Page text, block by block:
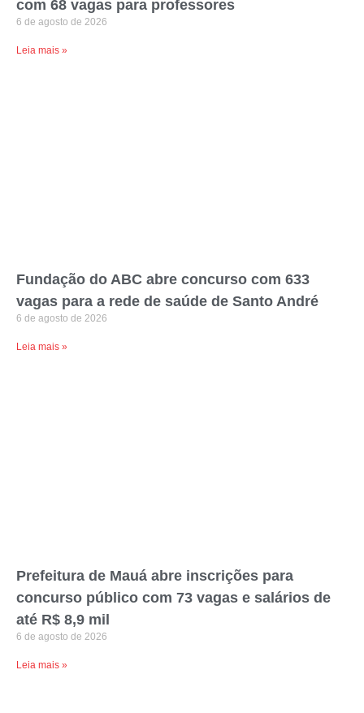
com 68 vagas para professores
6 de agosto de 2026
Leia mais »
Fundação do ABC abre concurso com 633
vagas para a rede de saúde de Santo André
6 de agosto de 2026
Leia mais »
Prefeitura de Mauá abre inscrições para
concurso público com 73 vagas e salários de
até R$ 8,9 mil
6 de agosto de 2026
Leia mais »